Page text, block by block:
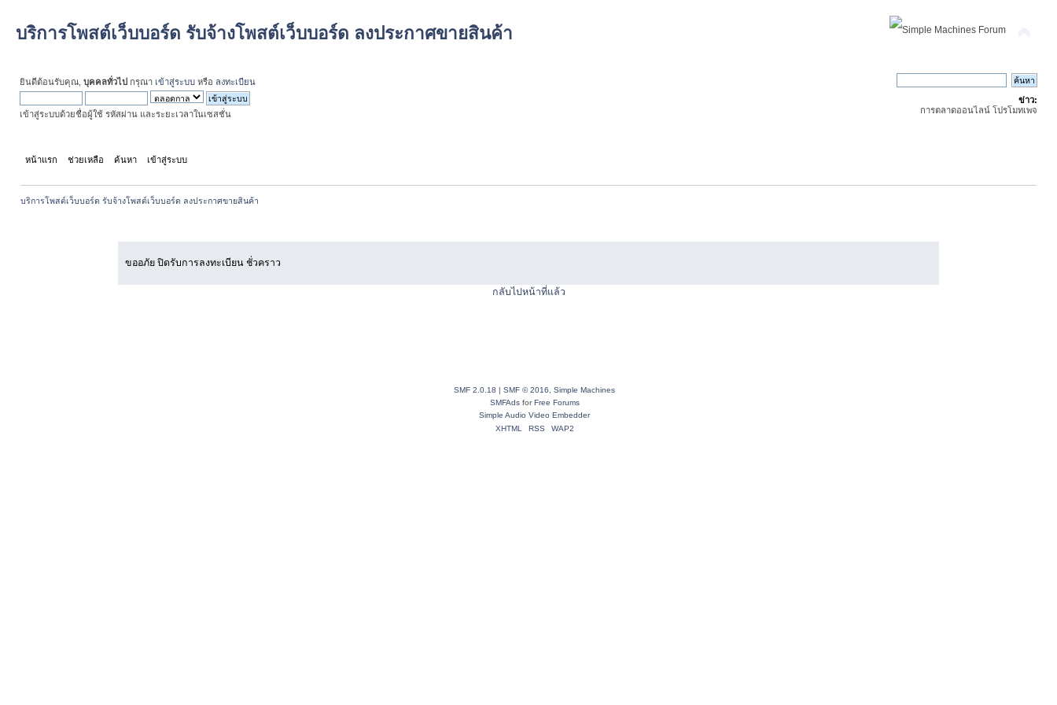
บริการโพสต์เว็บบอร์ด รับจ้างโพสต์เว็บบอร์ด ลงประกาศขายสินค้า
ยินดีต้อนรับคุณ, บุคคลทั่วไป กรุณา เข้าสู่ระบบ หรือ ลงทะเบียน
เข้าสู่ระบบด้วยชื่อผู้ใช้ รหัสผ่าน และระยะเวลาในเซสชั่น
ข่าว:
การตลาดออนไลน์ โปรโมทเพจ
หน้าแรก ช่วยเหลือ ค้นหา เข้าสู่ระบบ
บริการโพสต์เว็บบอร์ด รับจ้างโพสต์เว็บบอร์ด ลงประกาศขายสินค้า
ขออภัย ปิดรับการลงทะเบียน ชั่วคราว
กลับไปหน้าที่แล้ว
SMF 2.0.18 | SMF © 2016, Simple Machines
SMFAdsforFree Forums
Simple Audio Video Embedder
XHTML
RSS WAP2